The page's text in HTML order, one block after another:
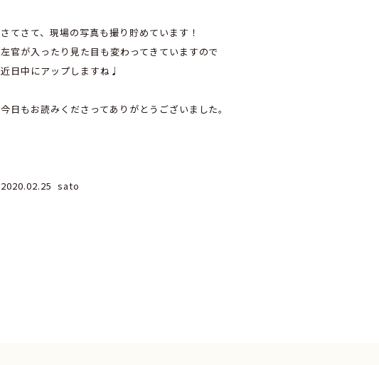
さてさて、現場の写真も撮り貯めています！
左官が入ったり見た目も変わってきていますので
近日中にアップしますね♩
今日もお読みくださってありがとうございました。
2020.02.25 sato